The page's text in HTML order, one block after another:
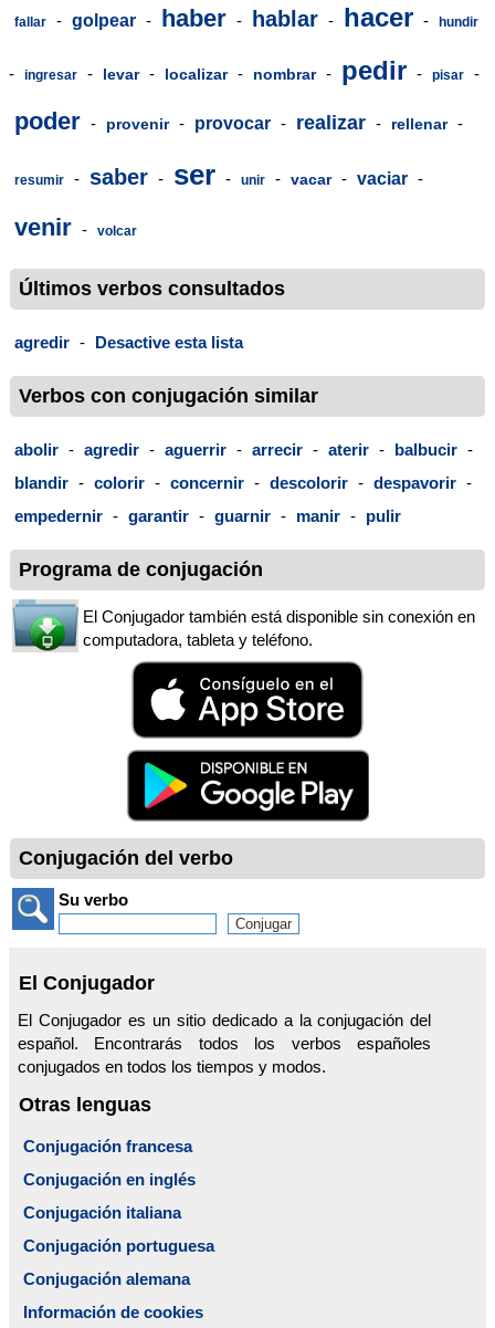
fallar - golpear - haber - hablar - hacer - hundir
- ingresar - levar - localizar - nombrar - pedir - pisar -
poder - provenir - provocar - realizar - rellenar -
resumir - saber - ser - unir - vacar - vaciar -
venir - volcar
Últimos verbos consultados
agredir - Desactive esta lista
Verbos con conjugación similar
abolir - agredir - aguerrir - arrecir - aterir - balbucir -
blandir - colorir - concernir - descolorir - despavorir -
empedernir - garantir - guarnir - manir - pulir
Programa de conjugación
El Conjugador también está disponible sin conexión en
computadora, tableta y teléfono.
Conjugación del verbo
Su verbo
El Conjugador
El Conjugador es un sitio dedicado a la conjugación del
español. Encontrarás todos los verbos españoles
conjugados en todos los tiempos y modos.
Otras lenguas
Conjugación francesa
Conjugación en inglés
Conjugación italiana
Conjugación portuguesa
Conjugación alemana
Información de cookies